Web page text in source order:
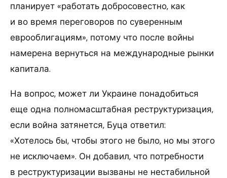
планирует «работать добросовестно, как
и во время переговоров по суверенным
еврооблигациям», потому что после войны
намерена вернуться на международные рынки
капитала.
На вопрос, может ли Украине понадобиться
еще одна полномасштабная реструктуризация,
если война затянется, Буца ответил:
«Хотелось бы, чтобы этого не было, но мы этого
не исключаем». Он добавил, что потребности
в реструктуризации вызваны не нестабильной